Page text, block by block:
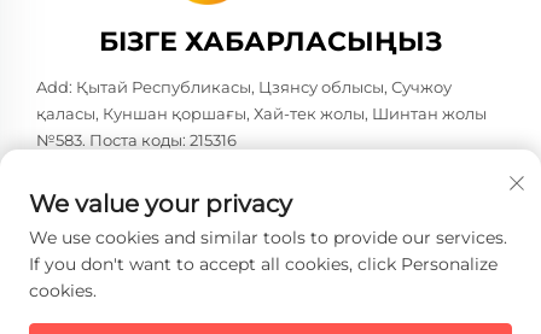
БІЗГЕ ХАБАРЛАСЫҢЫЗ
Add: Қытай Республикасы, Цзянсу облысы, Сучжоу
қаласы, Куншан қоршағы, Хай-тек жолы, Шинтан жолы
№583. Поста коды: 215316
Электрондық пошта:
[email protected]
Copyright © 2026 Faith-Han Intelligent Technology Co., Ltd.
We value your privacy
We use cookies and similar tools to provide our services.
If you don't want to accept all cookies, click Personalize
cookies.